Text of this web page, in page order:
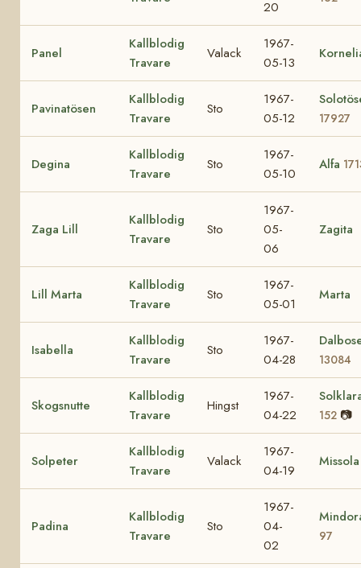
20
Panel
Kallblodig
Travare
Valack
1967-
05-13
Pavinatösen
Kallblodig
Travare
Sto
1967-
05-12
17927
Degina
Kallblodig
Travare
Sto
1967-
05-10
Alfa
Zaga Lill
Kallblodig
Travare
Sto
1967-
05-
06
Zagita
Lill Marta
Kallblodig
Travare
Sto
1967-
05-01
Marta
Isabella
Kallblodig
Travare
Sto
1967-
04-28
13084
Skogsnutte
Kallblodig
Travare
Hingst
1967-
04-22
152 📷
Solpeter
Kallblodig
Travare
Valack
1967-
04-19
Missola
Padina
Kallblodig
Travare
Sto
1967-
04-
02
97